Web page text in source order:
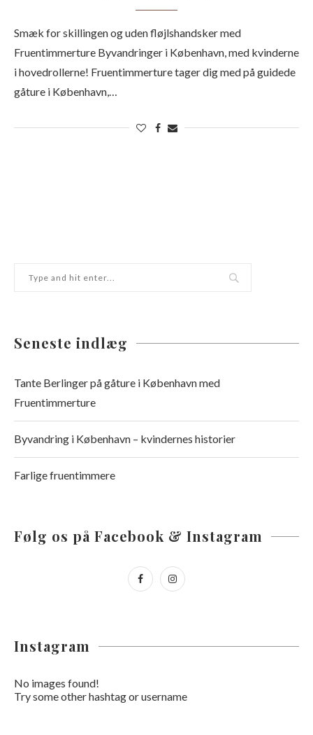
Smæk for skillingen og uden fløjlshandsker med
Fruentimmerture Byvandringer i København, med kvinderne
i hovedrollerne! Fruentimmerture tager dig med på guidede
gåture i København,…
Seneste indlæg
Tante Berlinger på gåture i København med
Fruentimmerture
Byvandring i København – kvindernes historier
Farlige fruentimmere
Følg os på Facebook & Instagram
Instagram
No images found!
Try some other hashtag or username